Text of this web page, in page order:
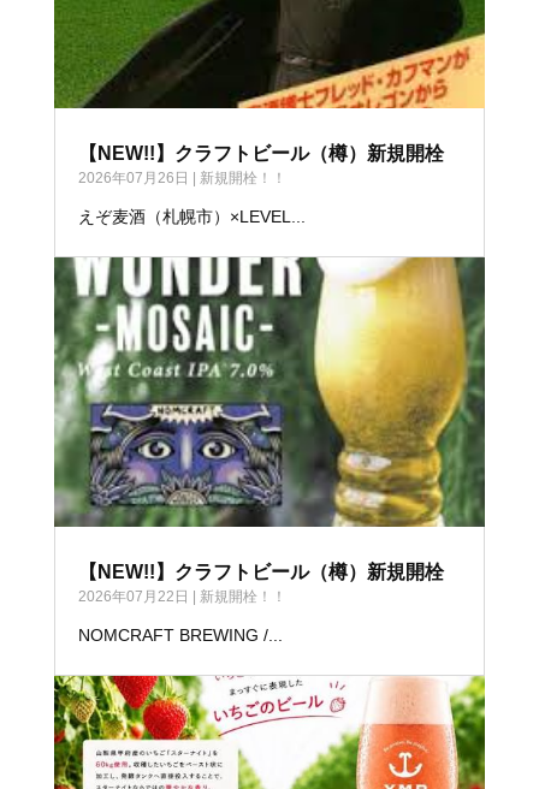
【NEW!!】クラフトビール（樽）新規開栓
2026年07月26日 | 新規開栓！！
えぞ麦酒（札幌市）×LEVEL...
【NEW!!】クラフトビール（樽）新規開栓
2026年07月22日 | 新規開栓！！
NOMCRAFT BREWING /...